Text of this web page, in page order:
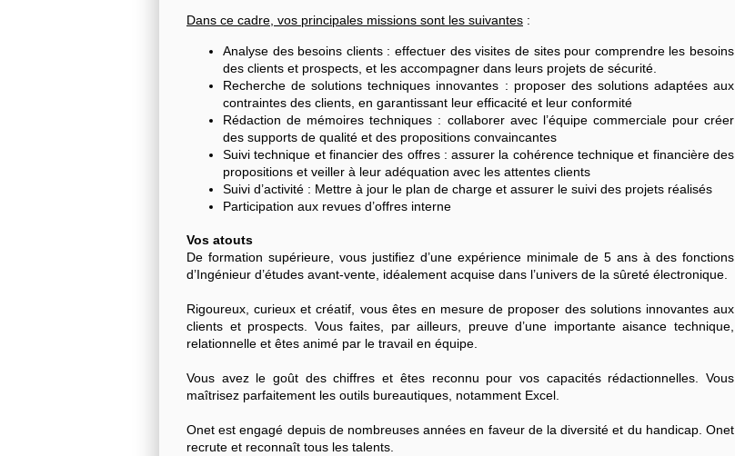
Dans ce cadre, vos principales missions sont les suivantes :
Analyse des besoins clients : effectuer des visites de sites pour comprendre les besoins
des clients et prospects, et les accompagner dans leurs projets de sécurité.
Recherche de solutions techniques innovantes : proposer des solutions adaptées aux
contraintes des clients, en garantissant leur efficacité et leur conformité
Rédaction de mémoires techniques : collaborer avec l’équipe commerciale pour créer
des supports de qualité et des propositions convaincantes
Suivi technique et financier des offres : assurer la cohérence technique et financière des
propositions et veiller à leur adéquation avec les attentes clients
Suivi d’activité : Mettre à jour le plan de charge et assurer le suivi des projets réalisés
Participation aux revues d’offres interne
Vos atouts
De formation supérieure, vous justifiez d’une expérience minimale de 5 ans à des fonctions
d’Ingénieur d’études avant-vente, idéalement acquise dans l’univers de la sûreté électronique.
Rigoureux, curieux et créatif, vous êtes en mesure de proposer des solutions innovantes aux
clients et prospects. Vous faites, par ailleurs, preuve d’une importante aisance technique,
relationnelle et êtes animé par le travail en équipe.
Vous avez le goût des chiffres et êtes reconnu pour vos capacités rédactionnelles. Vous
maîtrisez parfaitement les outils bureautiques, notamment Excel.
Onet est engagé depuis de nombreuses années en faveur de la diversité et du handicap. Onet
recrute et reconnaît tous les talents.